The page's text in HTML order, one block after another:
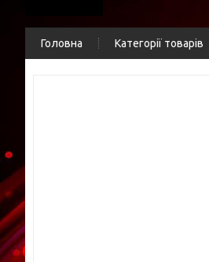
Головна Категорії товарів